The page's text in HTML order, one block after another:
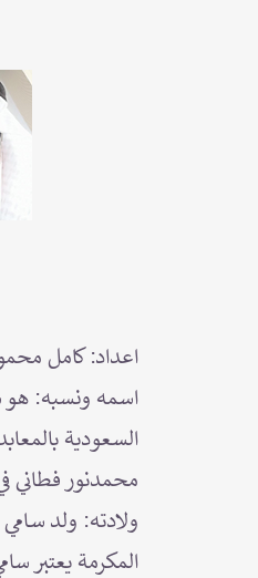
اعداد: كامل
اسمه ونسبه: هو
السعودية
محمدنور فطاني
المكرمة يعتبر